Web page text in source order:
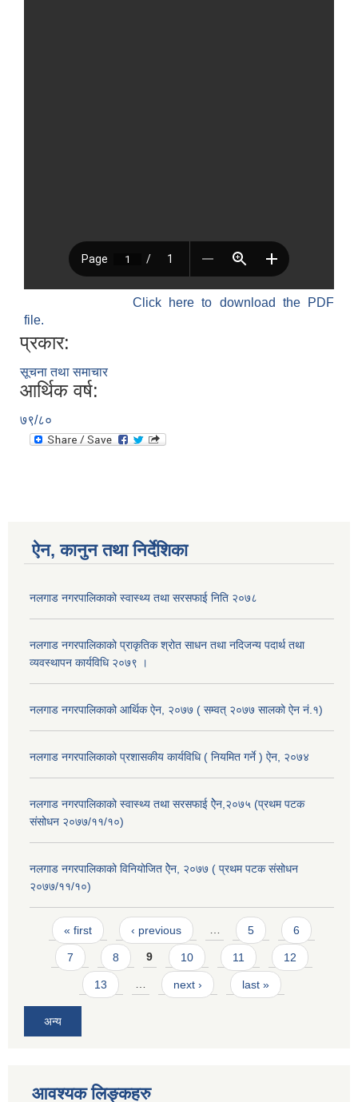
Click here to download the PDF
file.
प्रकार:
सूचना तथा समाचार
आर्थिक वर्ष:
७९/८०
ऐन, कानुन तथा निर्देशिका
नलगाड नगरपालिकाको स्वास्थ्य तथा सरसफाई निति २०७८
नलगाड नगरपालिकाको प्राकृतिक श्रोत साधन तथा नदिजन्य पदार्थ तथा
व्यवस्थापन कार्यविधि २०७९ ।
नलगाड नगरपालिकाको आर्थिक ऐन, २०७७ ( सम्वत् २०७७ सालको ऐन नं.१)
नलगाड नगरपालिकाको प्रशासकीय कार्यविधि ( नियमित गर्ने ) ऐन, २०७४
नलगाड नगरपालिकाको स्वास्थ्य तथा सरसफाई ऐेन,२०७५ (प्रथम पटक
संसोधन २०७७/११/१०)
नलगाड नगरपालिकाको विनियोजित ऐेन, २०७७ ( प्रथम पटक संसोधन
२०७७/११/१०)
Pages
« first ‹ previous … 5 6
7 8 9 10 11 12
13 … next › last »
अन्य
आवश्यक लिङ्कहरु